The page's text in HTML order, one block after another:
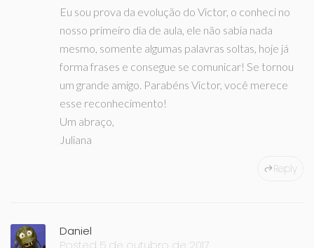
Eu sou prova da evolução do Victor, o conheci no
nosso primeiro dia de aula, ele não sabia nada
mesmo, somente algumas palavras soltas, hoje já
forma frases e consegue se comunicar! Se tornou
um grande amigo. Parabéns Victor, você merece
esse reconhecimento!
Um abraço,
Juliana
Reply
Daniel
Posted 5 de outubro de 2017